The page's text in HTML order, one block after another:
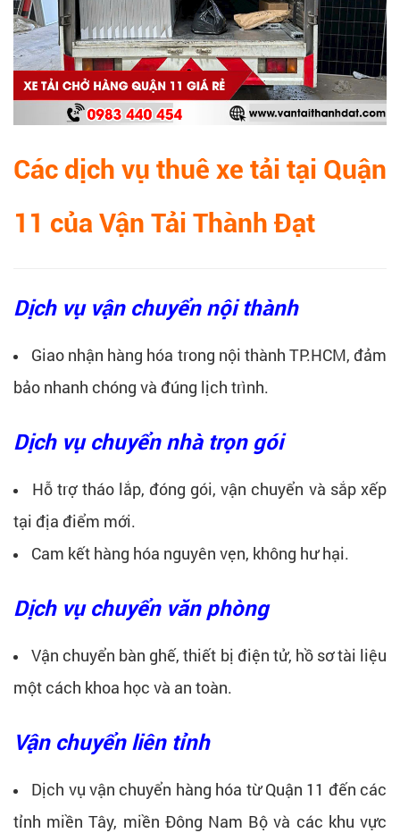
Các dịch vụ thuê xe tải tại Quận
11 của Vận Tải Thành Đạt
Dịch vụ vận chuyển nội thành
Giao nhận hàng hóa trong nội thành TP.HCM, đảm
bảo nhanh chóng và đúng lịch trình.
Dịch vụ chuyển nhà trọn gói
Hỗ trợ tháo lắp, đóng gói, vận chuyển và sắp xếp
tại địa điểm mới.
Cam kết hàng hóa nguyên vẹn, không hư hại.
Dịch vụ chuyển văn phòng
Vận chuyển bàn ghế, thiết bị điện tử, hồ sơ tài liệu
một cách khoa học và an toàn.
Vận chuyển liên tỉnh
Dịch vụ vận chuyển hàng hóa từ Quận 11 đến các
tỉnh miền Tây, miền Đông Nam Bộ và các khu vực